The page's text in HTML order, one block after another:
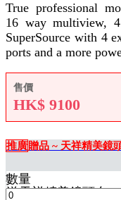
True professional
16 way multiview,
SuperSource with 4
ports and a more
售價
HK$ 9100
推廣贈品 ~ 天祥精美鏡
送天祥精美鏡頭布
數量